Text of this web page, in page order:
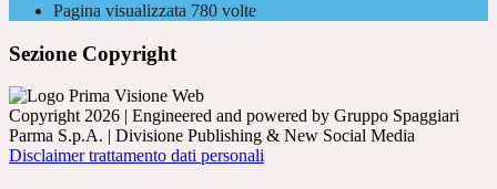
Pagina visualizzata 780 volte
Sezione Copyright
Copyright 2026 | Engineered and powered by Gruppo Spaggiari
Parma S.p.A. | Divisione Publishing & New Social Media
Disclaimer trattamento dati personali